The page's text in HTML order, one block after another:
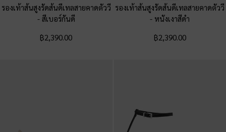
รองเท้าส้นสูงรัดส้นดีเทลสายคาดตัววี
- สีเบอร์กันดี
฿2,390.00
รองเท้าส้นสูงรัดส้นดีเทลสายคาดตัววี
- หนังเงาสีดำ
฿2,390.00